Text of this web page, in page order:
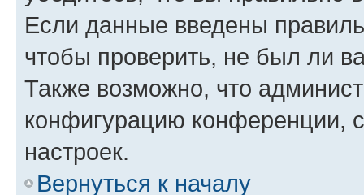
Если данные введены
чтобы проверить, не был ли
Также возможно, что
конфигурацию конференции,
настроек.
Вернуться к началу